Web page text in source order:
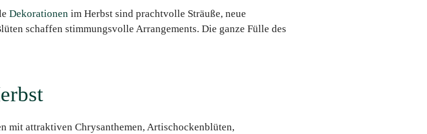
Dekorationen im Herbst sind prachtvolle Sträuße, neue
schaffen stimmungsvolle Arrangements. Die ganze Fülle des
mit attraktiven Chrysanthemen, Artischockenblüten,